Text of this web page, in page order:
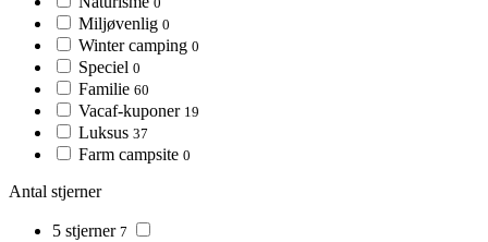
Miljøvenlig 0
Winter camping 0
Speciel 0
Familie 60
Vacaf-kuponer 19
Luksus 37
Farm campsite 0
Antal stjerner
5 stjerner 7